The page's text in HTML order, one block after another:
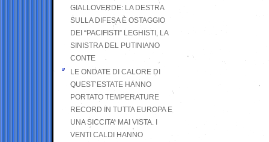
GIALLOVERDE: LA DESTRA
SULLA DIFESA È OSTAGGIO
DEI “PACIFISTI” LEGHISTI, LA
SINISTRA DEL PUTINIANO
CONTE
LE ONDATE DI CALORE DI
QUEST’ESTATE HANNO
PORTATO TEMPERATURE
RECORD IN TUTTA EUROPA E
UNA SICCITA’ MAI VISTA. I
VENTI CALDI HANNO